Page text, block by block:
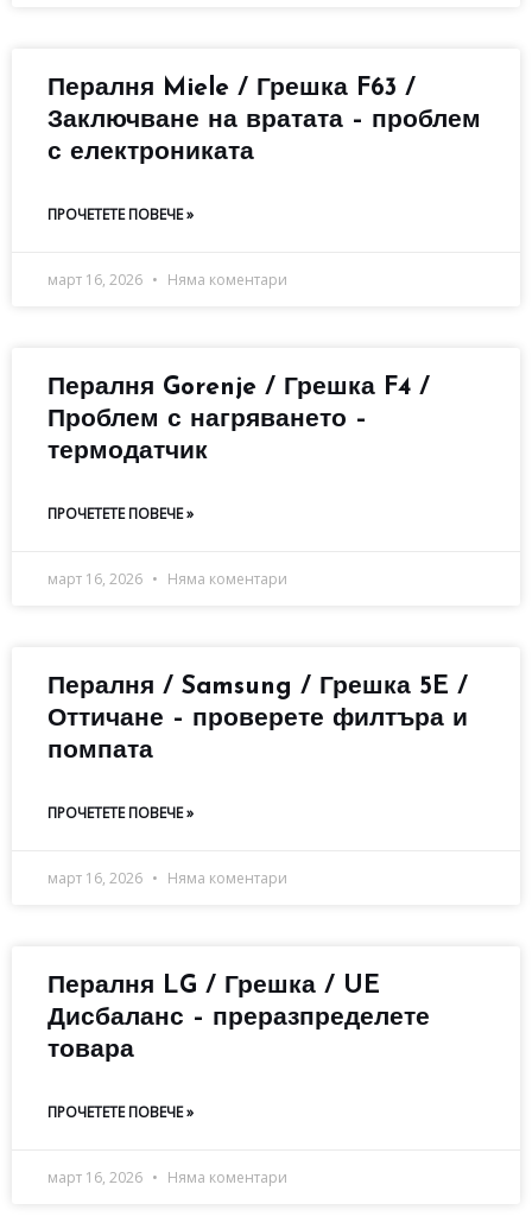
Пералня Miele / Грешка F63 /
Заключване на вратата – проблем
с електрониката
ПРОЧЕТЕТЕ ПОВЕЧЕ »
март 16, 2026 Няма коментари
Пералня Gorenje / Грешка F4 /
Проблем с нагряването –
термодатчик
ПРОЧЕТЕТЕ ПОВЕЧЕ »
март 16, 2026 Няма коментари
Пералня / Samsung / Грешка 5E /
Оттичане – проверете филтъра и
помпата
ПРОЧЕТЕТЕ ПОВЕЧЕ »
март 16, 2026 Няма коментари
Пералня LG / Грешка / UE
Дисбаланс – преразпределете
товара
ПРОЧЕТЕТЕ ПОВЕЧЕ »
март 16, 2026 Няма коментари